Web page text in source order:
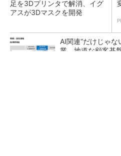
足を3Dプリンタで解消、イグ
アスが3Dマスクを開発
AI関連“だけじゃ
業、地道な顧客基